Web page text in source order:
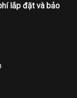
lắp đặt và bảo